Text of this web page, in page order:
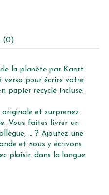
(0)
la planète par Kaart
verso pour écrire votre
papier recyclé incluse.
et surprenez
Vous faites livrer un
... ? Ajoutez une
et nous y écrivons
plaisir, dans la langue